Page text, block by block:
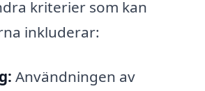
kriterier som kan
inkluderar:
Användningen av